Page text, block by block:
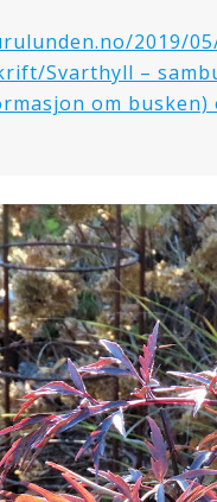
2019/
Svarthyll –
om